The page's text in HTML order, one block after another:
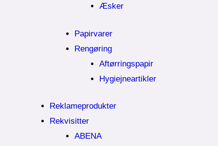
Æsker
Papirvarer
Rengøring
Aftørringspapir
Hygiejneartikler
Reklameprodukter
Rekvisitter
ABENA